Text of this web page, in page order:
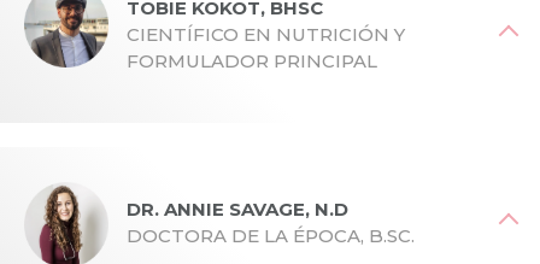
experiencia en la salud de la mujer para crear formaciones
eficaces como Hormone Harmony.
TOBIE KOKOT, BHSC
CIENTÍFICO EN NUTRICIÓN Y
FORMULADOR PRINCIPAL
Hormone Harmony para cambiar vidas.
DR. ANNIE SAVAGE, N.D
DOCTORA DE LA ÉPOCA, B.SC.